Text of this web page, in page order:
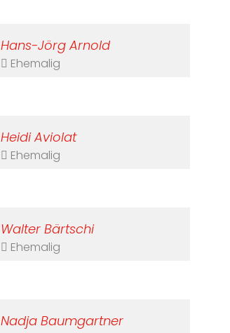
Hans-Jörg Arnold
Ehemalig
Heidi Aviolat
Ehemalig
Walter Bärtschi
Ehemalig
Nadja Baumgartner